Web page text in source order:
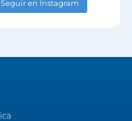
Seguir en Instagram